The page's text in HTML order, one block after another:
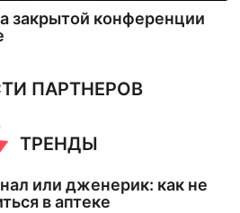
закрытой конференции
ПАРТНЕРОВ
ТРЕНДЫ
или дженерик: как не
в аптеке